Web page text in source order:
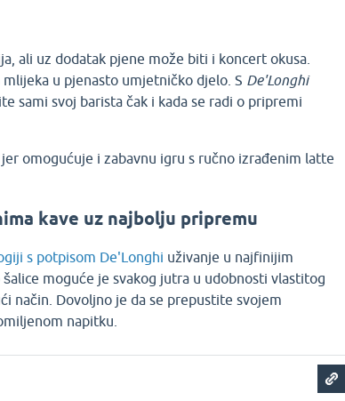
ali uz dodatak pjene može biti i koncert okusa.
u pjenasto umjetničko djelo. S De'Longhi
sami svoj barista čak i kada se radi o pripremi
omogućuje i zabavnu igru s ručno izrađenim latte
kave uz najbolju pripremu
s potpisom De'Longhi uživanje u najfinijim
moguće je svakog jutra u udobnosti vlastitog
način. Dovoljno je da se prepustite svojem
napitku.